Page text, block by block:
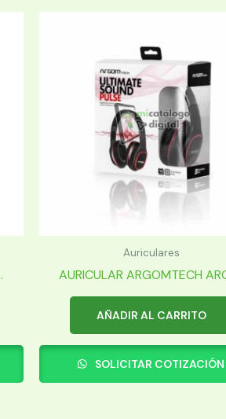
Auriculares
AURICULAR ARGOMTECH
AÑADIR AL CARRITO
SOLICITAR COTIZACIÓN